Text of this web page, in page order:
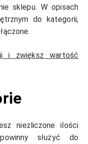
sklepu. W opisach
do kategorii,
i zwiększ wartość
niezliczone ilości
służyć do